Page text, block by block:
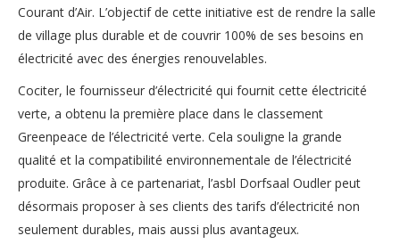
Courant d’Air. L’objectif de cette initiative est de rendre la salle
de village plus durable et de couvrir 100% de ses besoins en
électricité avec des énergies renouvelables.
Cociter, le fournisseur d’électricité qui fournit cette électricité
verte, a obtenu la première place dans le classement
Greenpeace de l’électricité verte. Cela souligne la grande
qualité et la compatibilité environnementale de l’électricité
produite. Grâce à ce partenariat, l’asbl Dorfsaal Oudler peut
désormais proposer à ses clients des tarifs d’électricité non
seulement durables, mais aussi plus avantageux.